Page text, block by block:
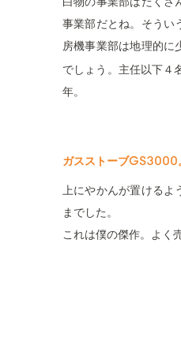
白物の事業部はたくさ
事業部だとね。そうい
房機事業部は地理的に
でしょう。主任以下４
年。
ガスストーブGS3000
上にやかんが置けるよ
までした。
これは僕の傑作。よく